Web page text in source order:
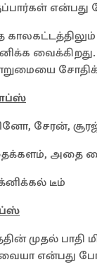
என்பது
வைக்கிறது.
சேரன், சூரஜ்
அதை
டீம்
முதல் பாதி
என்பது